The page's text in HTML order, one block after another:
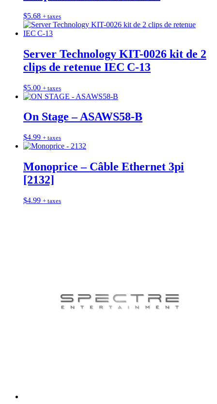
$5.68 + taxes
Server Technology KIT-0026 kit de 2
clips de retenue IEC C‑13
$5.00 + taxes
On Stage – ASAWS58-B
$4.99 + taxes
Monoprice – Câble Ethernet 3pi
[2132]
$4.99 + taxes